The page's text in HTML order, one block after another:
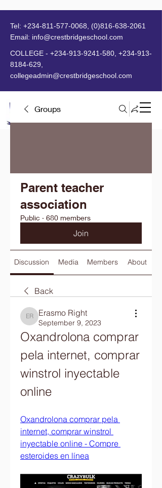
MENU
Tel: +234-811-577-0068
(0)816-638-2061
Email: info@crestbridgeschool.com
COLLEGE - +234-913-9241-580 +234-913-
8184-629
collegeadmin@crestbridgeschool.com
Groups
Parent teacher
association
Public · 680 members
Join
Discussion Media Members About
Back
Erasmo Right
Erasmo Right
September 9, 2023
Oxandrolona comprar
pela internet, comprar
winstrol inyectable
online
Oxandrolona comprar pela
internet, comprar winstrol
inyectable online - Compre
esteroides en línea